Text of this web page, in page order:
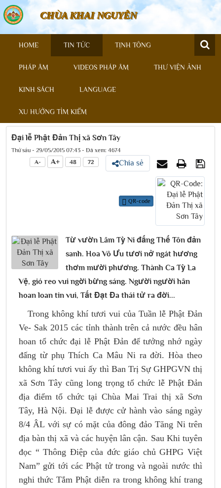
CHÙA KHAI NGUYÊN
HOME TIN TỨC TỊNH TÔNG
PHÁP ÂM VIDEOS PHÁP ÂM THƯ VIỆN ẢNH
KINH SÁCH LANGUAGE
XU HƯỚNG TÌM KIẾM
Đại lễ Phật Đản Thị xã Sơn Tây
Thứ sáu - 29/05/2015 07:43 - Đã xem: 4674
A-
A+ 48 72 Chia sẻ
QR-code
Từ vườn Lâm Tỳ Ni đấng Thế Tôn đản
sanh. Hoa Vô Ưu tươi nở ngát hương
thơm mười phương. Thành Ca Tỳ La
Vệ, gió reo vui ngời bừng sáng. Người người hân
hoan loan tin vui, Tất Đạt Đa thái tử ra đời...
Trong không khí tươi vui của Tuần lễ Phật Đản
Ve- Sak 2015 các tỉnh thành trên cả nước đều hân
hoan tổ chức đại lễ Phật Đản để tưởng nhớ ngày
đấng từ phụ Thích Ca Mâu Ni ra đời. Hòa theo
không khí tươi vui ấy thì Ban Trị Sự GHPGVN thị
xã Sơn Tây cũng long trọng tổ chức lễ Phật Đản
địa điểm tổ chức tại Chùa Mai Trai thị xã Sơn
Tây, Hà Nội. Đại lễ được cử hành vào sáng ngày
8/4 ÂL với sự có mặt của đông đảo Tăng Ni trên
địa bàn thị xã và các huyện lân cận. Sau Khi tuyên
đọc “ Thông Điệp của đức giáo chủ GHPG Việt
Nam” gửi tới các Phật tử trong và ngoài nước thì
nghi thức Tắm Phật diễn ra trong không khí trang